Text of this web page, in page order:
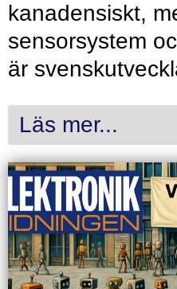
kanadensiskt,
sensorsystem
är
Läs mer...